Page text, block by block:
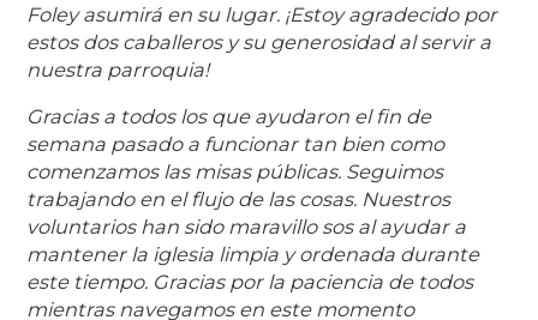
Foley asumirá en su lugar. ¡Estoy agradecido por
estos dos caballeros y su generosidad al servir a
nuestra parroquia!
Gracias a todos los que ayudaron el fin de
semana pasado a funcionar tan bien como
comenzamos las misas públicas. Seguimos
trabajando en el flujo de las cosas. Nuestros
voluntarios han sido maravillo sos al ayudar a
mantener la iglesia limpia y ordenada durante
este tiempo. Gracias por la paciencia de todos
mientras navegamos en este momento